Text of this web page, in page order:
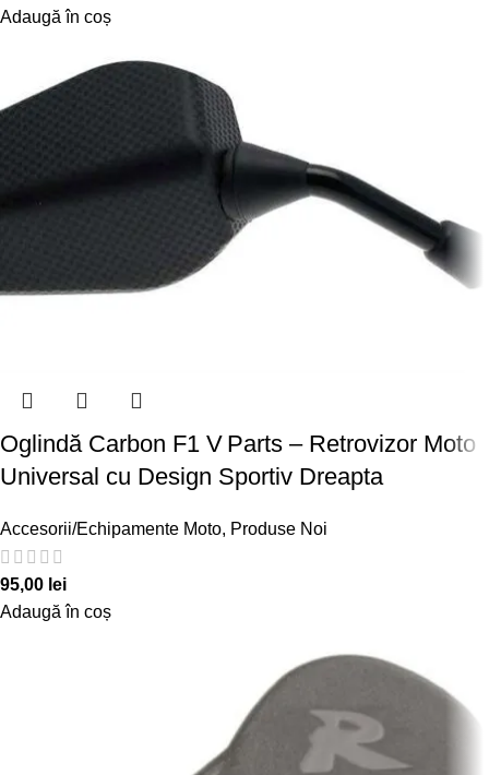
Adaugă în coș
Oglindă Carbon F1 V Parts – Retrovizor Moto
Universal cu Design Sportiv Dreapta
Accesorii/Echipamente Moto, Produse Noi
95,00 lei
Adaugă în coș